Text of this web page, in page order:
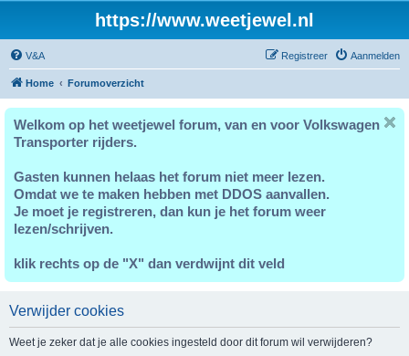
https://www.weetjewel.nl
V&A Aanmelden
Registreer
Home Forumoverzicht
Welkom op het weetjewel forum, van en voor Volkswagen
Transporter rijders.
Gasten kunnen helaas het forum niet meer lezen.
Omdat we te maken hebben met DDOS aanvallen.
Je moet je registreren, dan kun je het forum weer
lezen/schrijven.
klik rechts op de "X" dan verdwijnt dit veld
Verwijder cookies
Weet je zeker dat je alle cookies ingesteld door dit forum wil verwijderen?